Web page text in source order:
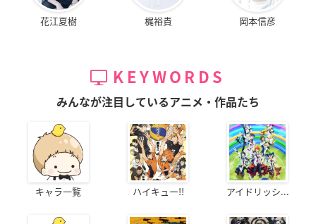
花江夏樹 梶裕貴 岡本信彦
KEYWORDS
みんなが注目しているアニメ・作品たち
キャラ一覧 ハイキュー!! アイドリッシ...